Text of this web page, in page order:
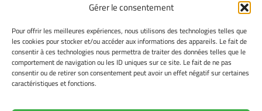
Gérer le consentement
Pour offrir les meilleures expériences, nous utilisons des technologies telles que
les cookies pour stocker et/ou accéder aux informations des appareils. Le fait de
consentir à ces technologies nous permettra de traiter des données telles que le
comportement de navigation ou les ID uniques sur ce site. Le fait de ne pas
consentir ou de retirer son consentement peut avoir un effet négatif sur certaines
caractéristiques et fonctions.
INFORMATIONS LÉGALES
Mentions légales
Gérer mes cookies
Politique de cookies
Déclaration de confidentialité